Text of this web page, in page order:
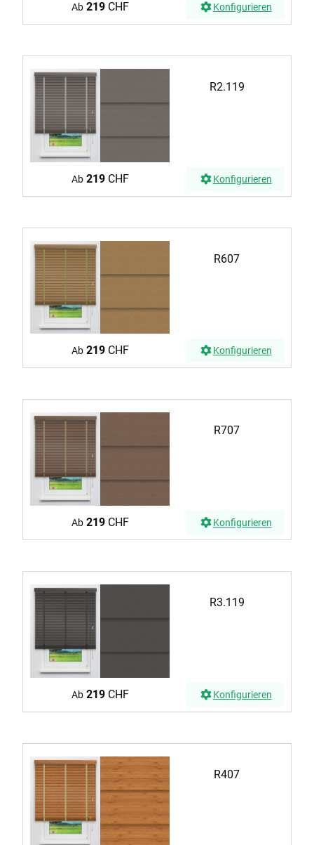
Ab 219CHF Konfigurieren
R2.119
Ab 219CHF Konfigurieren
R607
Ab 219CHF Konfigurieren
R707
Ab 219CHF Konfigurieren
R3.119
Ab 219CHF Konfigurieren
R407